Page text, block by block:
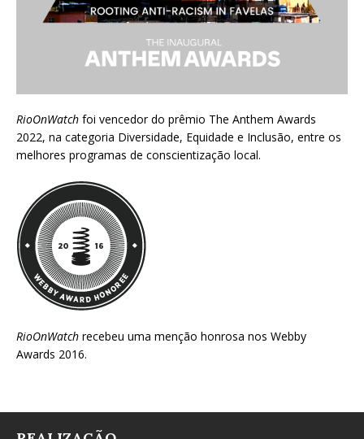
RioOnWatch foi vencedor do prêmio The Anthem Awards
2022, na categoria Diversidade, Equidade e Inclusão, entre os
melhores programas de conscientização local.
RioOnWatch recebeu uma menção honrosa nos Webby
Awards 2016.